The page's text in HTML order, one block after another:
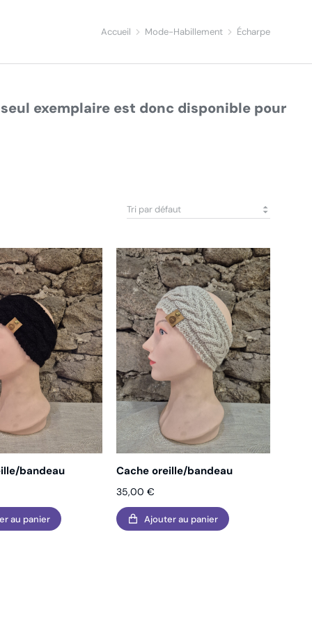
Accueil Mode-Habillement Écharpe
exemplaire est donc disponible pour
bandeau
au panier
Cache oreille/bandeau
35,00 €
Ajouter au panier